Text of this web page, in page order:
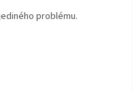
problému.
z 5 hvězdiček.